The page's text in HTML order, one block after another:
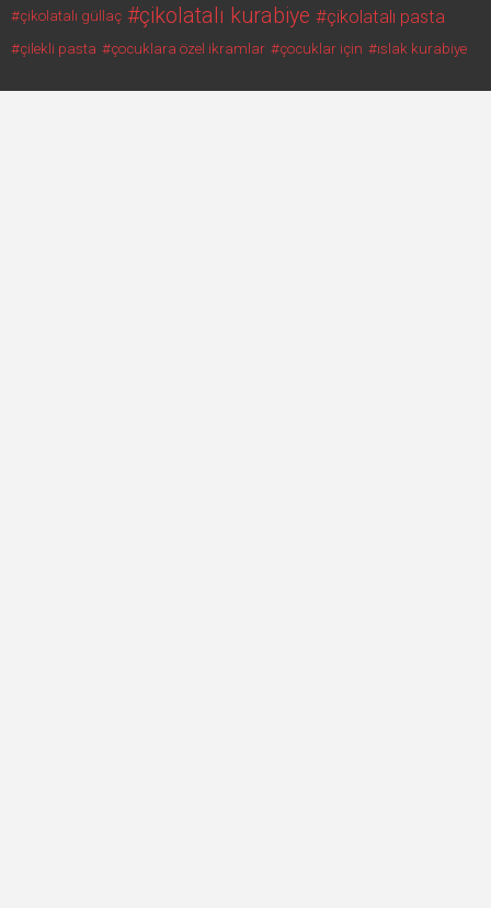
çikolatalı güllaç
çikolatalı kurabiye çikolatalı pasta
çilekli pasta çocuklara özel ikramlar çocuklar için ıslak kurabiye